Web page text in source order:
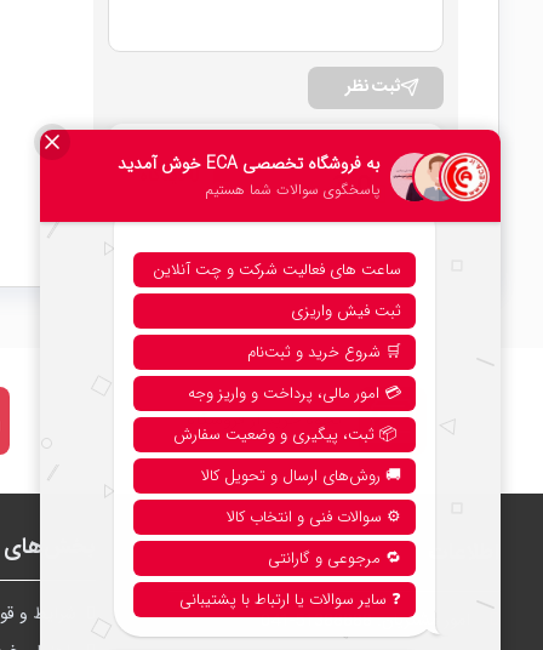
ثبت نظر
امتیاز کلی
3.0 0 دیدگاه
نحوه خرید از فروشگاه
امور مشتریان:041-51388888
بخش‌های
شرايط و